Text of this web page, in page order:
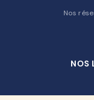
Nos
NOS